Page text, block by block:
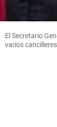
El Secretario
varios